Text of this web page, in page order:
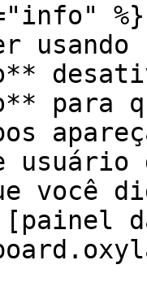
%}
usando
para
você
[painel